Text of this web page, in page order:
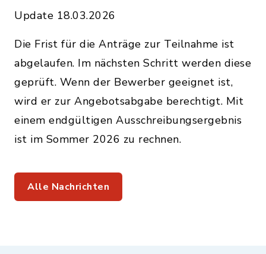
Update 18.03.2026
Die Frist für die Anträge zur Teilnahme ist
abgelaufen. Im nächsten Schritt werden diese
geprüft. Wenn der Bewerber geeignet ist,
wird er zur Angebotsabgabe berechtigt. Mit
einem endgültigen Ausschreibungsergebnis
ist im Sommer 2026 zu rechnen.
Alle Nachrichten